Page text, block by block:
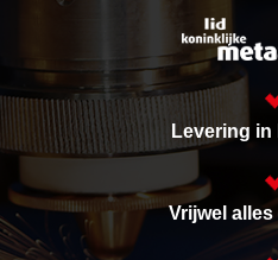
Levering in
Vrijwel